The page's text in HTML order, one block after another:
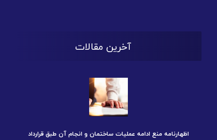
آخرین مقالات
اظهارنامه منع ادامه عملیات ساختمان و انجام آن طبق قرارداد